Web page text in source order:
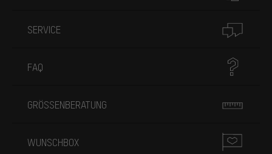
SERVICE
FAQ
GRÖSSENBERATUNG
WUNSCHBOX